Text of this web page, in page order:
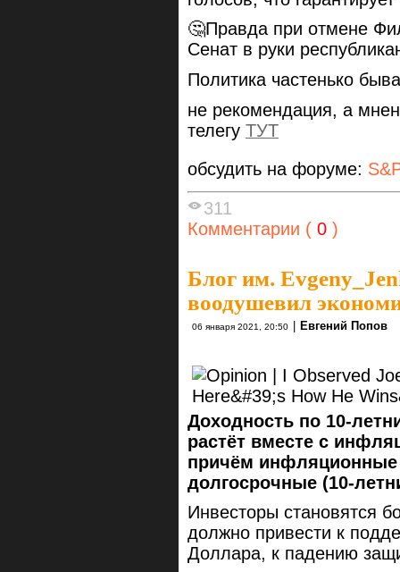
🤔Правда при отмене
Сенат в руки
Политика частенько
не рекомендация, а
телегу ТУТ
обсудить на форуме:
311
Комментарии ( 0 )
Блог им.
воодушевил
06 января 2021, 20:50 Евгений Попов
Доходность по 10-
растёт вместе с
причём
долгосрочные (10-
Инвесторы становятся
должно привести к
Доллара, к падению